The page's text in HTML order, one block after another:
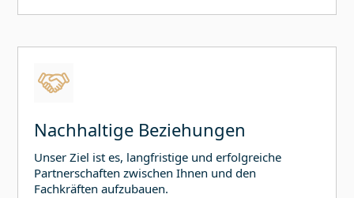
Nachhaltige Beziehungen
Unser Ziel ist es, langfristige und erfolgreiche
Partnerschaften zwischen Ihnen und den
Fachkräften aufzubauen.